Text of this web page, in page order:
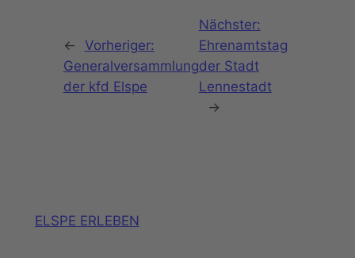
←
Vorheriger:
Generalversammlung
der kfd Elspe
Nächster:
Ehrenamtstag
der Stadt
Lennestadt
→
ELSPE ERLEBEN